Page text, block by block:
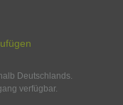
Deutschlands.
verfügbar.